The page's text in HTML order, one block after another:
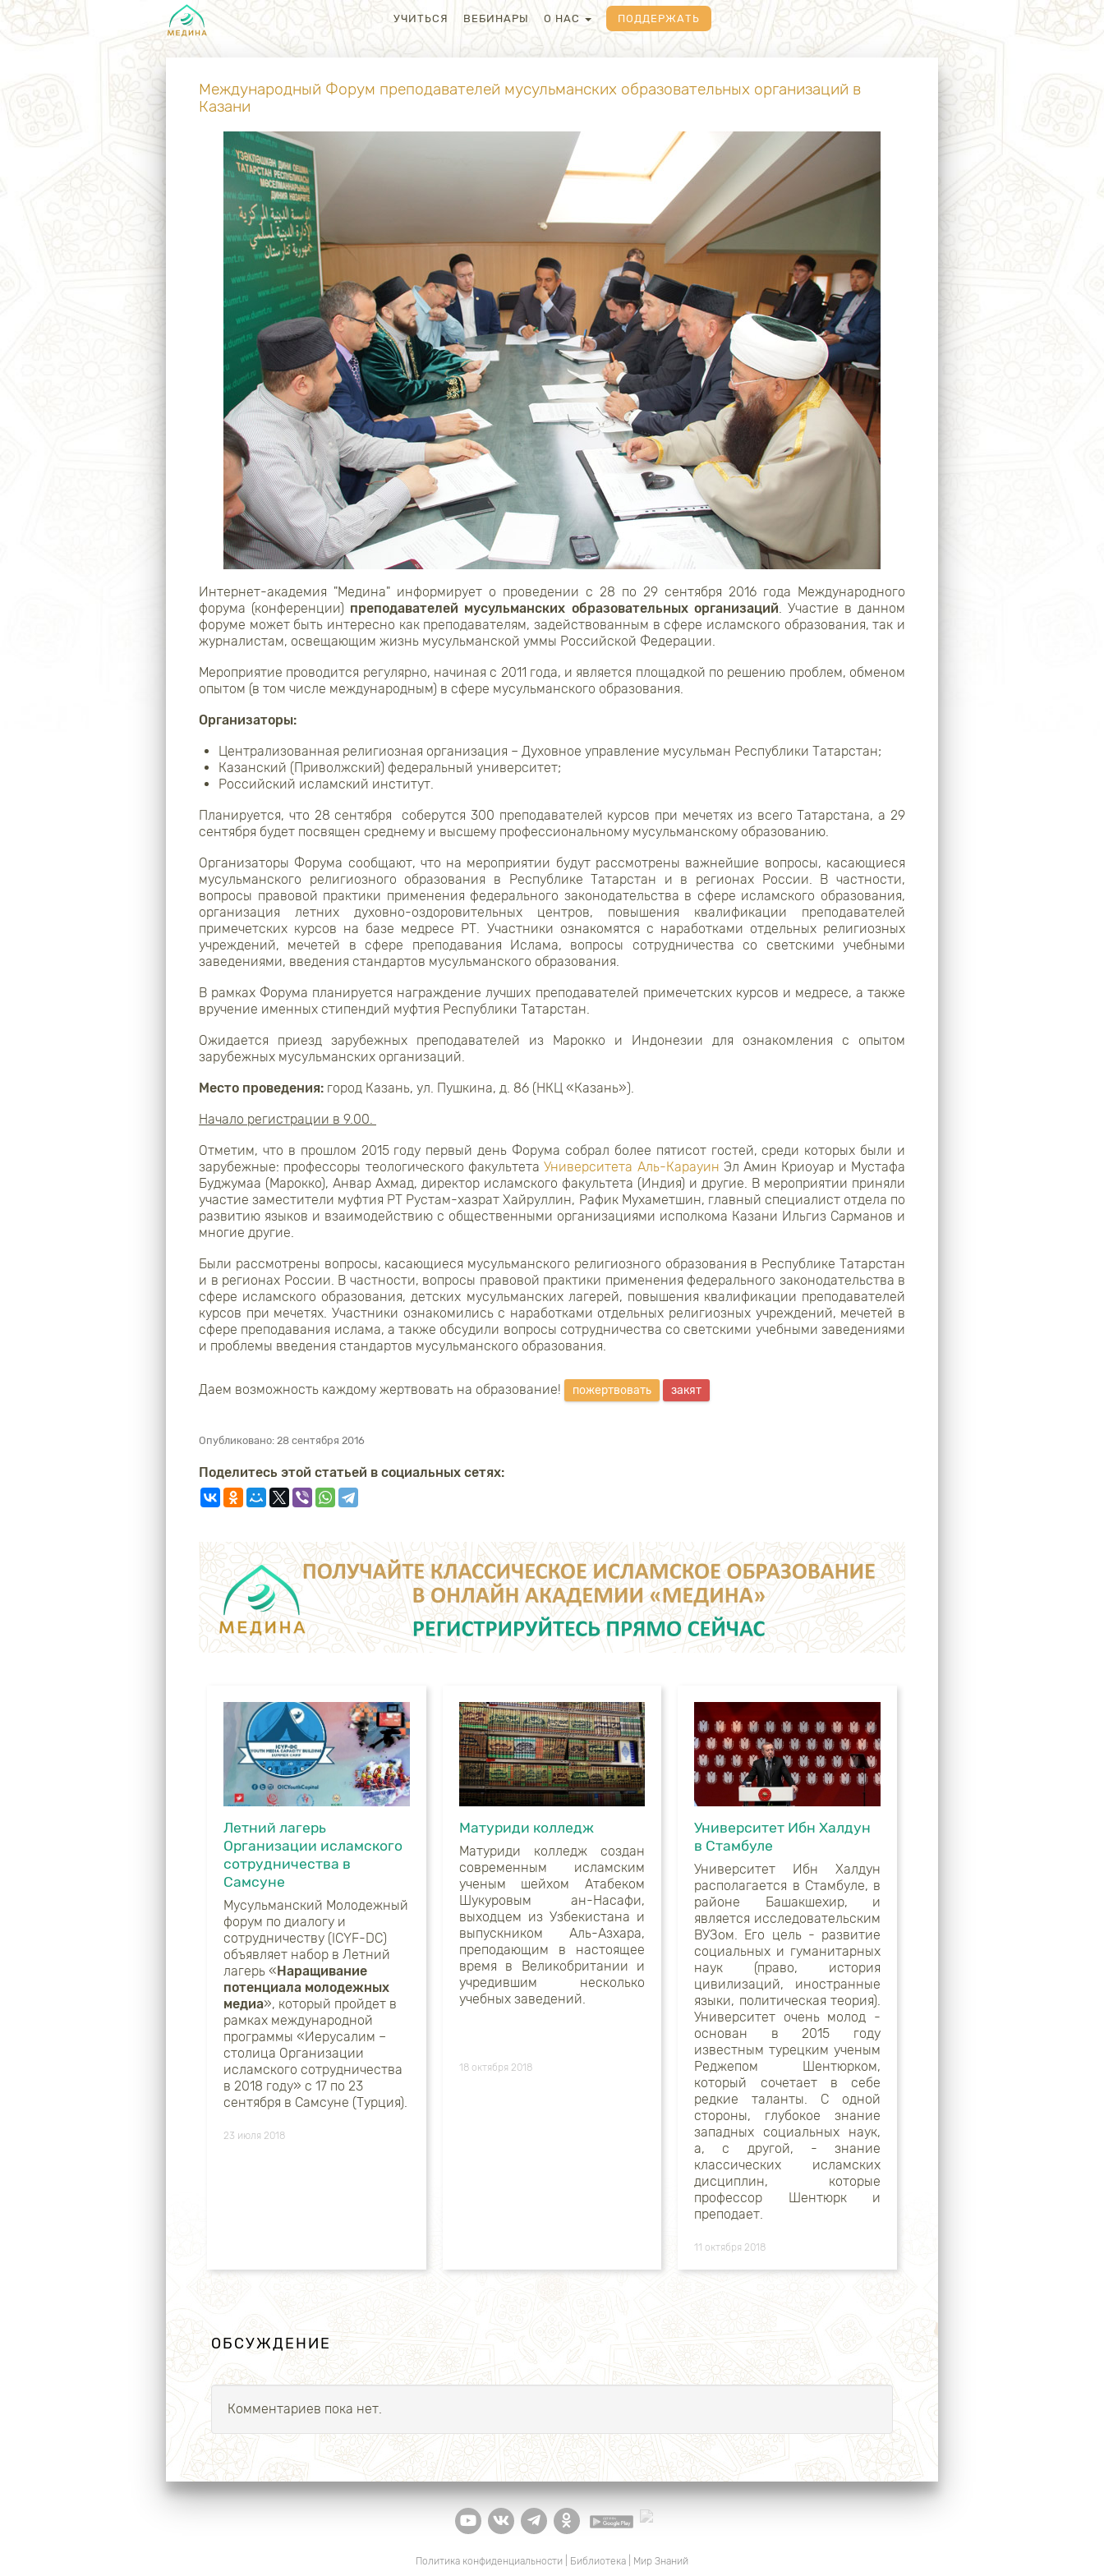
УЧИТЬСЯ ВЕБИНАРЫ О НАС ПОДДЕРЖАТЬ
Международный Форум преподавателей мусульманских образовательных организаций в
Казани
Интернет-академия "Медина" информирует о проведении с 28 по 29 сентября 2016 года Международного
форума (конференции) преподавателей мусульманских образовательных организаций. Участие в данном
форуме может быть интересно как преподавателям, задействованным в сфере исламского образования, так и
журналистам, освещающим жизнь мусульманской уммы Российской Федерации.
Мероприятие проводится регулярно, начиная с 2011 года, и является площадкой по решению проблем, обменом
опытом (в том числе международным) в сфере мусульманского образования.
Организаторы:
Централизованная религиозная организация – Духовное управление мусульман Республики Татарстан;
Казанский (Приволжский) федеральный университет;
Российский исламский институт.
Планируется, что 28 сентября соберутся 300 преподавателей курсов при мечетях из всего Татарстана, а 29
сентября будет посвящен среднему и высшему профессиональному мусульманскому образованию.
Организаторы Форума сообщают, что на мероприятии будут рассмотрены важнейшие вопросы, касающиеся
мусульманского религиозного образования в Республике Татарстан и в регионах России. В частности,
вопросы правовой практики применения федерального законодательства в сфере исламского образования,
организация летних духовно-оздоровительных центров, повышения квалификации преподавателей
примечетских курсов на базе медресе РТ. Участники ознакомятся с наработками отдельных религиозных
учреждений, мечетей в сфере преподавания Ислама, вопросы сотрудничества со светскими учебными
заведениями, введения стандартов мусульманского образования.
В рамках Форума планируется награждение лучших преподавателей примечетских курсов и медресе, а также
вручение именных стипендий муфтия Республики Татарстан.
Ожидается приезд зарубежных преподавателей из Марокко и Индонезии для ознакомления с опытом
зарубежных мусульманских организаций.
Место проведения: город Казань, ул. Пушкина, д. 86 (НКЦ «Казань»).
Начало регистрации в 9.00.
Отметим, что в прошлом 2015 году первый день Форума собрал более пятисот гостей, среди которых были и
зарубежные: профессоры теологического факультетаУниверситета Аль-Карауин Эл Амин Криоуар и Мустафа
Буджумаа (Марокко), Анвар Ахмад, директор исламского факультета (Индия) и другие. В мероприятии приняли
участие заместители муфтия РТ Рустам-хазрат Хайруллин, Рафик Мухаметшин, главный специалист отдела по
развитию языков и взаимодействию с общественными организациями исполкома Казани Ильгиз Сарманов и
многие другие.
Были рассмотрены вопросы, касающиеся мусульманского религиозного образования в Республике Татарстан
и в регионах России. В частности, вопросы правовой практики применения федерального законодательства в
сфере исламского образования, детских мусульманских лагерей, повышения квалификации преподавателей
курсов при мечетях. Участники ознакомились с наработками отдельных религиозных учреждений, мечетей в
сфере преподавания ислама, а также обсудили вопросы сотрудничества со светскими учебными заведениями
и проблемы введения стандартов мусульманского образования.
Даем возможность каждому жертвовать на образование! пожертвовать закят
Опубликовано: 28 сентября 2016
Поделитесь этой статьей в социальных сетях:
Летний лагерь
Организации исламского
сотрудничества в
Самсуне
Мусульманский Молодежный
форум по диалогу и
сотрудничеству (ICYF-DC)
объявляет набор в Летний
лагерь « Наращивание
потенциала молодежных
медиа», который пройдет в
рамках международной
программы «Иерусалим –
столица Организации
исламского сотрудничества
в 2018 году» с 17 по 23
сентября в Самсуне (Турция).
23 июля 2018
Матуриди колледж
Матуриди колледж создан
современным исламским
ученым шейхом Атабеком
Шукуровым ан-Насафи,
выходцем из Узбекистана и
выпускником Аль-Азхара,
преподающим в настоящее
время в Великобритании и
учредившим несколько
учебных заведений.
18 октября 2018
Университет Ибн Халдун
в Стамбуле
Университет Ибн Халдун
располагается в Стамбуле, в
районе Башакшехир, и
является исследовательским
ВУЗом. Его цель - развитие
социальных и гуманитарных
наук (право, история
цивилизаций, иностранные
языки, политическая теория).
Университет очень молод -
основан в 2015 году
известным турецким ученым
Реджепом Шентюрком,
который сочетает в себе
редкие таланты. С одной
стороны, глубокое знание
западных социальных наук,
а, с другой, - знание
классических исламских
дисциплин, которые
профессор Шентюрк и
преподает.
11 октября 2018
ОБСУЖДЕНИЕ
Комментариев пока нет.
Политика конфиденциальности Библиотека Мир Знаний